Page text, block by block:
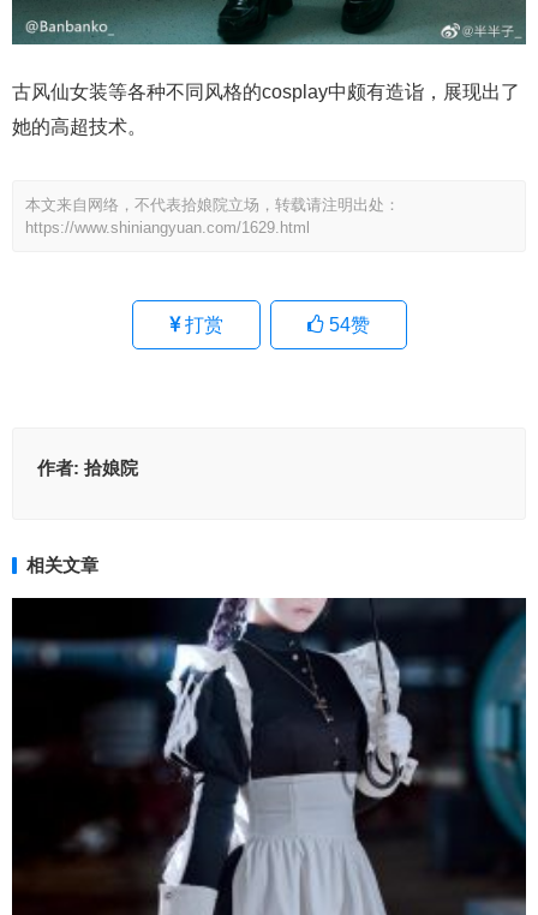
古风仙女装等各种不同风格的cosplay中颇有造诣，展现出了
她的高超技术。
本文来自网络，不代表拾娘院立场，转载请注明出处：
https://www.shiniangyuan.com/1629.html
打赏 54赞
作者: 拾娘院
相关文章